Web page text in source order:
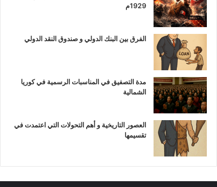
1929م
الفرق بين البنك الدولي و صندوق النقد الدولي
مدة التصفيق في المناسبات الرسمية في كوريا
الشمالية
العصور التاريخية و أهم التحولات التي اعتمدت في
تقسيمها